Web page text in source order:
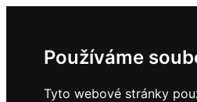
Používáme
Tyto webové stránky